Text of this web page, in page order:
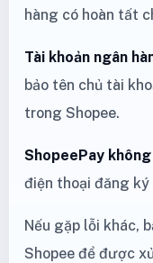
hàng có hoàn tất
Tài khoản ngân
bảo tên chủ tài
trong Shopee.
ShopeePay
điện thoại đăng
Nếu gặp lỗi khác,
Shopee để được